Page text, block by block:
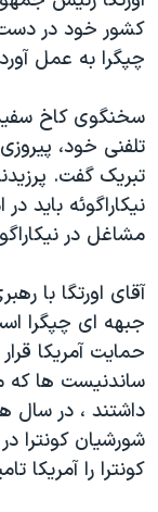
ویدیوها
فرهنگ و زندگی
حقوق شهروندی
اقتصادی
علم و فناوری
اسرائیل در جنگ
آرشیو پخش زنده
بایگانی برنامه‌های
مستندها
انتخابات ریاست
حمله جمهوری
رمز مهسا
ورزش زنان در
مجموعه مستندهای
تریبونال مردمی آبان
دادگاه حمید نوری
چهل سال
قانون شفافیت
یادگیری زبان
دنبال کنید
زبانهای
کشور خود در دست
چپگرا به عمل
سخنگوی کاخ
تلفنی خود،
تبريک گفت.
نيکاراگوئه بايد
مشاغل در
آقای اورتگا با
جبهه ای چپگرا
ساندنيست ها که
شورشيان کونترا
کونترا را آمريکا